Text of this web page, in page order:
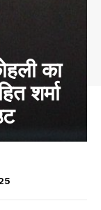
का
शर्मा